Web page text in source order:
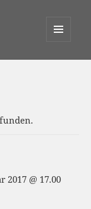
2017 @ 17.00